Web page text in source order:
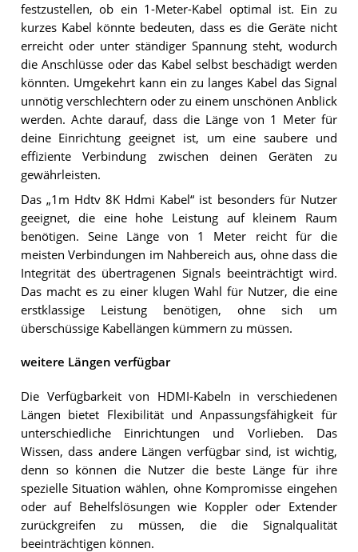
festzustellen, ob ein 1-Meter-Kabel optimal ist. Ein zu
kurzes Kabel könnte bedeuten, dass es die Geräte nicht
erreicht oder unter ständiger Spannung steht, wodurch
die Anschlüsse oder das Kabel selbst beschädigt werden
könnten. Umgekehrt kann ein zu langes Kabel das Signal
unnötig verschlechtern oder zu einem unschönen Anblick
werden. Achte darauf, dass die Länge von 1 Meter für
deine Einrichtung geeignet ist, um eine saubere und
effiziente Verbindung zwischen deinen Geräten zu
gewährleisten.
Das „1m Hdtv 8K Hdmi Kabel“ ist besonders für Nutzer
geeignet, die eine hohe Leistung auf kleinem Raum
benötigen. Seine Länge von 1 Meter reicht für die
meisten Verbindungen im Nahbereich aus, ohne dass die
Integrität des übertragenen Signals beeinträchtigt wird.
Das macht es zu einer klugen Wahl für Nutzer, die eine
erstklassige Leistung benötigen, ohne sich um
überschüssige Kabellängen kümmern zu müssen.
weitere Längen verfügbar
Die Verfügbarkeit von HDMI-Kabeln in verschiedenen
Längen bietet Flexibilität und Anpassungsfähigkeit für
unterschiedliche Einrichtungen und Vorlieben. Das
Wissen, dass andere Längen verfügbar sind, ist wichtig,
denn so können die Nutzer die beste Länge für ihre
spezielle Situation wählen, ohne Kompromisse eingehen
oder auf Behelfslösungen wie Koppler oder Extender
zurückgreifen zu müssen, die die Signalqualität
beeinträchtigen können.